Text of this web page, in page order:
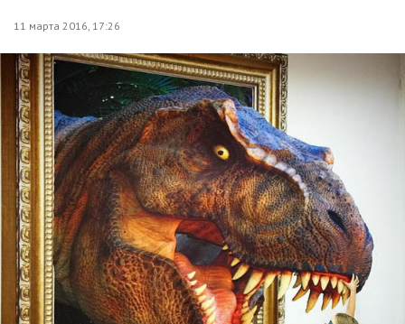
11 марта 2016, 17:26